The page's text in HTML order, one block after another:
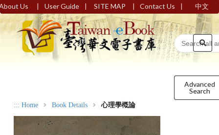
Us | User Guide | SITE MAP | Contact Us | 中文
Advanced
Search
::: Home Book Details 心理學槪論